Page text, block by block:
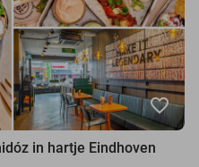
favorite_border
in hartje Eindhoven